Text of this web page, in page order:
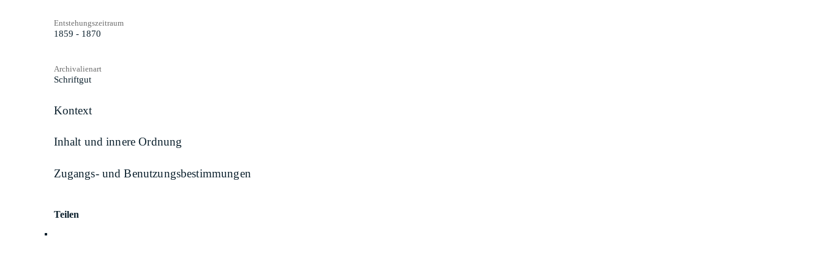
Entstehungszeitraum
1859 - 1870
Archivalienart
Schriftgut
Kontext
Inhalt und innere Ordnung
Zugangs- und Benutzungsbestimmungen
Teilen